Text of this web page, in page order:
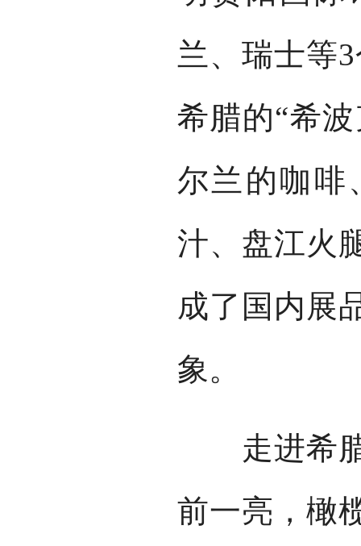
兰、瑞士等
希腊的“希
尔兰的咖啡
汁、盘江火
成了国内展
象。
走进希腊
前一亮，橄